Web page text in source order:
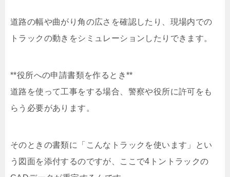
道路の幅や曲がり角の広さを確認したり、現場内での
トラックの動きをシミュレーションしたりできます。
**役所への申請書類を作るとき**
道路を使って工事をする場合、警察や役所に許可をも
らう必要があります。
そのときの書類に「こんなトラックを使います」とい
う図面を添付するのですが、ここで4トントラックの